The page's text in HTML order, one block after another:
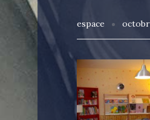
espace